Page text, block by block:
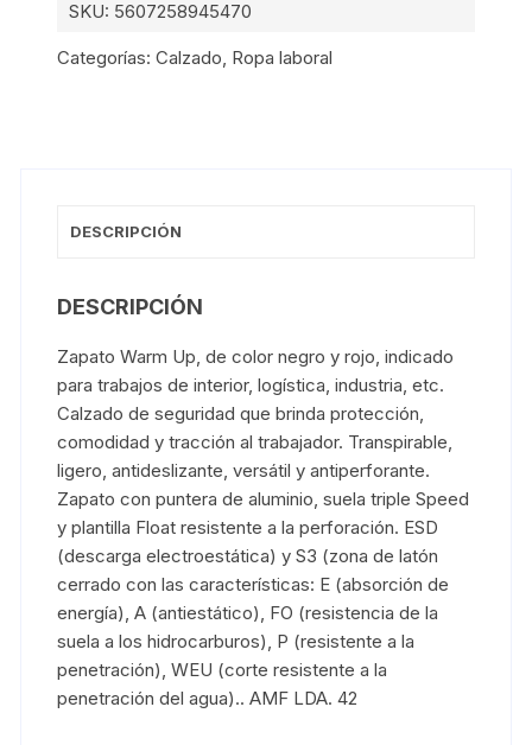
SKU: 5607258945470
Categorías:Calzado, Ropa laboral
DESCRIPCIÓN
DESCRIPCIÓN
Zapato Warm Up, de color negro y rojo, indicado
para trabajos de interior, logística, industria, etc.
Calzado de seguridad que brinda protección,
comodidad y tracción al trabajador. Transpirable,
ligero, antideslizante, versátil y antiperforante.
Zapato con puntera de aluminio, suela triple Speed
y plantilla Float resistente a la perforación. ESD
(descarga electroestática) y S3 (zona de latón
cerrado con las características: E (absorción de
energía), A (antiestático), FO (resistencia de la
suela a los hidrocarburos), P (resistente a la
penetración), WEU (corte resistente a la
penetración del agua).. AMF LDA. 42